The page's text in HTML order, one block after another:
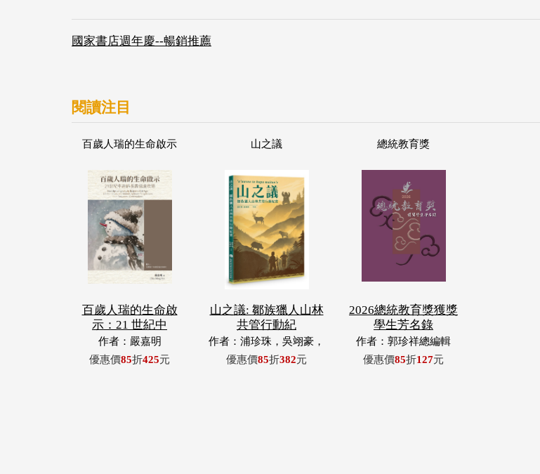
國家書店週年慶--暢銷推薦
閱讀注目
百歲人瑞的生命啟示
百歲人瑞的生命啟
示：21 世紀中
作者：嚴嘉明
優惠價85折425元
山之議
山之議: 鄒族獵人山林
共管行動紀
作者：浦珍珠，吳翊豪，
呂翊齊，張惠東，許玉
優惠價85折382元
總統教育獎
2026總統教育獎獲獎
學生芳名錄
作者：郭珍祥總編輯
優惠價85折127元